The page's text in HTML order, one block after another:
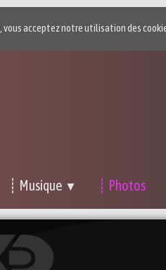
vous acceptez notre utilisation des
┊ Musique ▼ ┊ Photos